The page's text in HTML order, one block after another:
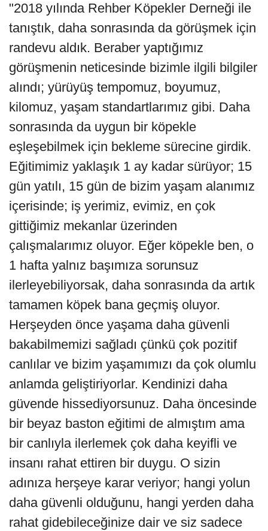
"2018 yılında Rehber Köpekler Derneği ile
tanıştık, daha sonrasında da görüşmek için
randevu aldık. Beraber yaptığımız
görüşmenin neticesinde bizimle ilgili bilgiler
alındı; yürüyüş tempomuz, boyumuz,
kilomuz, yaşam standartlarımız gibi. Daha
sonrasında da uygun bir köpekle
eşleşebilmek için bekleme sürecine girdik.
Eğitimimiz yaklaşık 1 ay kadar sürüyor; 15
gün yatılı, 15 gün de bizim yaşam alanımız
içerisinde; iş yerimiz, evimiz, en çok
gittiğimiz mekanlar üzerinden
çalışmalarımız oluyor. Eğer köpekle ben, o
1 hafta yalnız başımıza sorunsuz
ilerleyebiliyorsak, daha sonrasında da artık
tamamen köpek bana geçmiş oluyor.
Herşeyden önce yaşama daha güvenli
bakabilmemizi sağladı çünkü çok pozitif
canlılar ve bizim yaşamımızı da çok olumlu
anlamda geliştiriyorlar. Kendinizi daha
güvende hissediyorsunuz. Daha öncesinde
bir beyaz baston eğitimi de almıştım ama
bir canlıyla ilerlemek çok daha keyifli ve
insanı rahat ettiren bir duygu. O sizin
adınıza herşeye karar veriyor; hangi yolun
daha güvenli olduğunu, hangi yerden daha
rahat gidebileceğinize dair ve siz sadece